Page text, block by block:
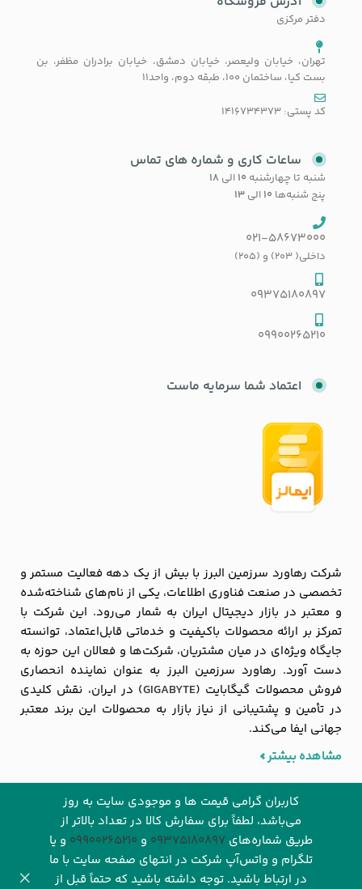
کاربران گرامی قیمت ها و موجودی سایت به روز
می‌باشد، لطفاً برای سفارش کالا در تعداد بالاتر از
طریق شماره‌های‌ 09375180897 و 09900265210 و یا
تلگرام و واتس‌آپ شرکت در انتهای صفحه سایت با ما
در ارتباط باشید. توجه داشته باشید که حتماً قبل از
دفتر مرکزی
تهران، خیابان ولیعصر، خیابان دمشق، خیابان برادران مظفر، بن
بست کیا، ساختمان 100، طبقه دوم، واحد11
کد پستی: 1416734373
ساعات کاری و شماره های تماس
شنبه تا چهارشنبه ۱۰ الی ۱۸
پنج شنبه‌ها ۱۰ الی ۱۳
021-58673000
داخلی( 203) و (205)
09375180897
09900265210
اعتماد شما سرمایه ماست
شرکت رهاورد سرزمین البرز با بیش از یک دهه فعالیت مستمر و
تخصصی در صنعت فناوری اطلاعات، یکی از نام‌های شناخته‌شده
و معتبر در بازار دیجیتال ایران به شمار می‌رود. این شرکت با
تمرکز بر ارائه محصولات باکیفیت و خدماتی قابل‌اعتماد، توانسته
جایگاه ویژه‌ای در میان مشتریان، شرکت‌ها و فعالان این حوزه به
دست آورد. رهاورد سرزمین البرز به عنوان نماینده انحصاری
فروش محصولات گیگابایت (GIGABYTE) در ایران، نقش کلیدی
در تأمین و پشتیبانی از نیاز بازار به محصولات این برند معتبر
جهانی ایفا می‌کند.
مشاهده بیشتر
© ۱۴۰۵ تمام حقوق این وب سایت برای شرکت رهاورد‌ سرزمین البرز
(فروشگاه اینترنتیرهاوردتک) محفوظ می باشد.